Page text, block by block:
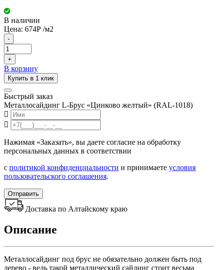
В наличии
Цена: 674Р /м2
-
+
В корзину
Купить в 1 клик
Быстрый заказ
Металлосайдинг L-Брус «Цинково желтый» (RAL-1018)
Нажимая «Заказать», вы даете согласие на обработку
персональных данных в соответствии
с политикой конфиденциальности и принимаете условия
пользовательского соглашения.
Отправить
Доставка по Алтайскому краю
Описание
Металлосайдинг под брус не обязательно должен быть под
дерево - ведь такой металлический сайдинг стоит весьма